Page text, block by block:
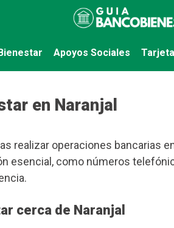
Apoyos Sociales
en Naranjal
realizar operaciones bancarias
esencial, como números
cerca de Naranjal